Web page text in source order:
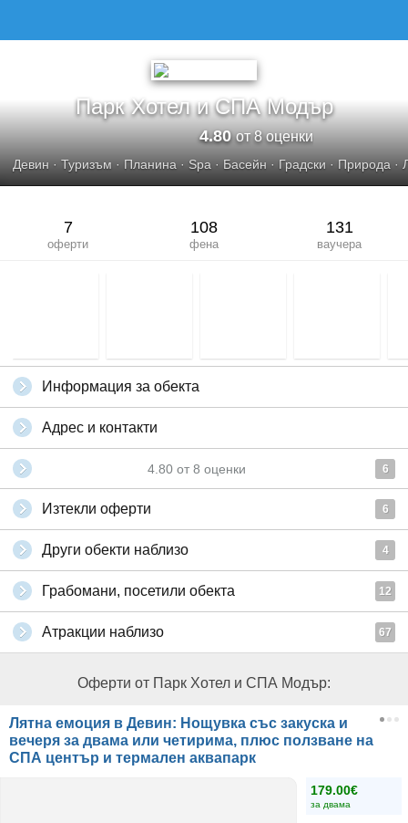
Парк Хотел и СПА Модър
4.80от 8 оценки
Девин · Туризъм · Планина · Spa · Басейн · Градски · Природа ·
7
оферти
108
фена
131
ваучера
Информация за обекта
Адрес и контакти
4.80 от 8 оценки 6
Изтекли оферти 6
Други обекти наблизо 4
Грабомани, посетили обекта 12
Атракции наблизо 67
Оферти от Парк Хотел и СПА Модър:
Лятна емоция в Девин: Нощувка със закуска и
вечеря за двама или четирима, плюс ползване на
СПА център и термален аквапарк
179.00€
за двама